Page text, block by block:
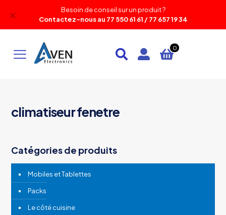
Besoin de conseil sur un produit ?
Contactez-nous au 77 550 61 61 / 77 657 19 34
✕
0
climatiseur fenetre
Catégories de produits
Mobiles et Tablettes
Packs
Le côté cuisine